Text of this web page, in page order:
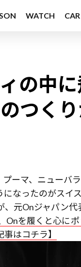
WATCH CAR
の中
つく
ーマ、ニューバ
なったのがスイ
元Onジャパン
Onを履くと心に
事はコチラ】